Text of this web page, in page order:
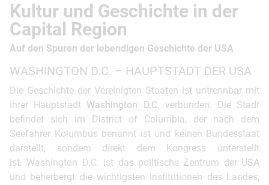
Kultur und Geschichte in der
Capital Region
Auf den Spuren der lebendigen Geschichte der USA
WASHINGTON D.C. – HAUPTSTADT DER USA
Die Geschichte der Vereinigten Staaten ist untrennbar mit
ihrer Hauptstadt Washington D.C. verbunden. Die Stadt
befindet sich im District of Columbia, der nach dem
Seefahrer Kolumbus benannt ist und keinen Bundesstaat
darstellt, sondern direkt dem Kongress unterstellt
ist. Washington D.C. ist das politische Zentrum der USA
und beherbergt die wichtigsten Institutionen des Landes,